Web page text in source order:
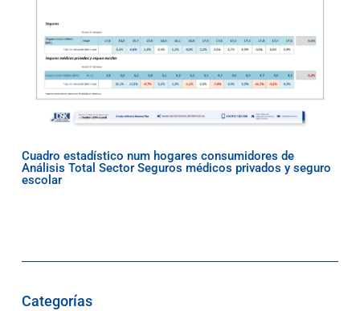
Cuadro estadístico num hogares consumidores de
Análisis Total Sector Seguros médicos privados y seguro
escolar
Categorías